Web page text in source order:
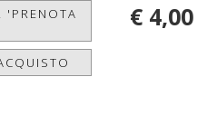
'PRENOTA
€ 4,00